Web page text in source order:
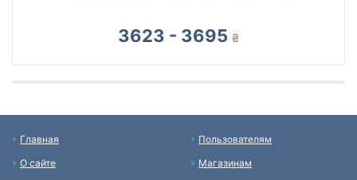
3623 - 3695 ₴
Главная
О сайте
Пользователям
Магазинам